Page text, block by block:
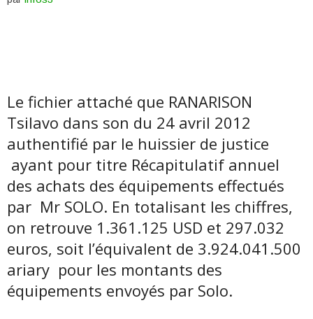
Le fichier attaché que RANARISON
Tsilavo dans son du 24 avril 2012
authentifié par le huissier de justice
ayant pour titre Récapitulatif annuel
des achats des équipements effectués
par Mr SOLO. En totalisant les chiffres,
on retrouve 1.361.125 USD et 297.032
euros, soit l’équivalent de 3.924.041.500
ariary pour les montants des
équipements envoyés par Solo.